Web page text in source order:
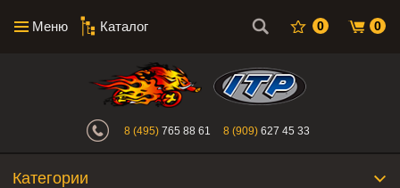
Меню Каталог 0 0
Интернет-магазин "Поросенок".
8 (495) 765 88 61 8 (909) 627 45 33
Категории